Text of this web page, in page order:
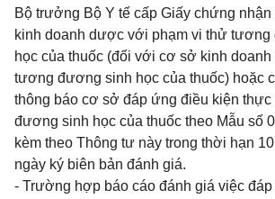
Bộ trưởng Bộ Y tế cấp Giấy chứng nhận
kinh doanh dược với phạm vi thử tương
học của thuốc (đối với cơ sở kinh
tương đương sinh học của thuốc) hoặc
thông báo cơ sở đáp ứng điều kiện
đương sinh học của thuốc theo Mẫu số
kèm theo Thông tư này trong thời hạn
ngày ký biên bản đánh giá.
- Trường hợp báo cáo đánh giá việc